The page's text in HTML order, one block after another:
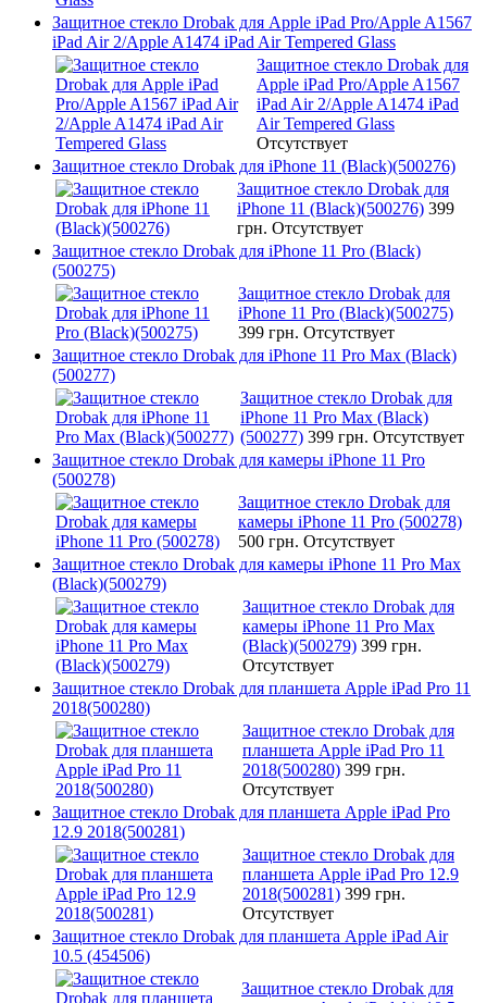
Защитное стекло Drobak для Apple iPad Pro/Apple A1567
iPad Air 2/Apple A1474 iPad Air Tempered Glass
Защитное стекло Drobak для
Apple iPad Pro/Apple A1567
iPad Air 2/Apple A1474 iPad
Air Tempered Glass
Отсутствует
Защитное стекло Drobak для iPhone 11 (Black)(500276)
Защитное стекло Drobak для
iPhone 11 (Black)(500276) 399
грн. Отсутствует
Защитное стекло Drobak для iPhone 11 Pro (Black)
(500275)
Защитное стекло Drobak для
iPhone 11 Pro (Black)(500275)
399 грн. Отсутствует
Защитное стекло Drobak для iPhone 11 Pro Max (Black)
(500277)
Защитное стекло Drobak для
iPhone 11 Pro Max (Black)
(500277) 399 грн. Отсутствует
Защитное стекло Drobak для камеры iPhone 11 Pro
(500278)
Защитное стекло Drobak для
камеры iPhone 11 Pro (500278)
500 грн. Отсутствует
Защитное стекло Drobak для камеры iPhone 11 Pro Max
(Black)(500279)
Защитное стекло Drobak для
камеры iPhone 11 Pro Max
(Black)(500279) 399 грн.
Отсутствует
Защитное стекло Drobak для планшета Apple iPad Pro 11
2018(500280)
Защитное стекло Drobak для
планшета Apple iPad Pro 11
2018(500280) 399 грн.
Отсутствует
Защитное стекло Drobak для планшета Apple iPad Pro
12.9 2018(500281)
Защитное стекло Drobak для
планшета Apple iPad Pro 12.9
2018(500281) 399 грн.
Отсутствует
Защитное стекло Drobak для планшета Apple iPad Air
10.5 (454506)
Защитное стекло Drobak для